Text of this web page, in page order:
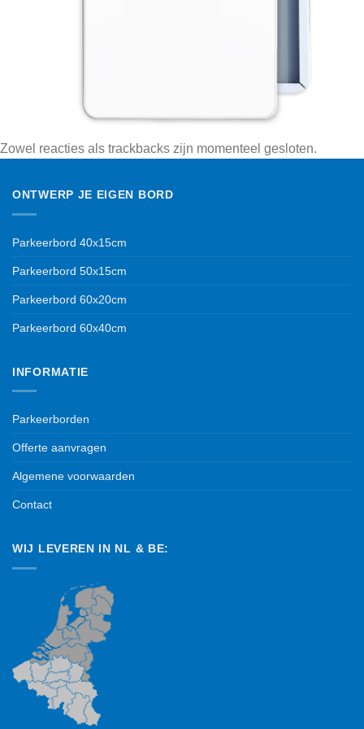
Zowel reacties als trackbacks zijn momenteel gesloten.
ONTWERP JE EIGEN BORD
Parkeerbord 40x15cm
Parkeerbord 50x15cm
Parkeerbord 60x20cm
Parkeerbord 60x40cm
INFORMATIE
Parkeerborden
Offerte aanvragen
Algemene voorwaarden
Contact
WIJ LEVEREN IN NL & BE: